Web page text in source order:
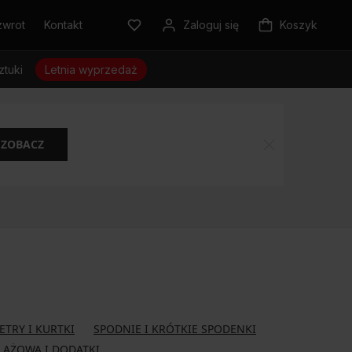
Kontakt Zaloguj się Koszyk
Letnia wyprzedaż
ZOBACZ
I KURTKI
SPODNIE I KRÓTKIE SPODENKI